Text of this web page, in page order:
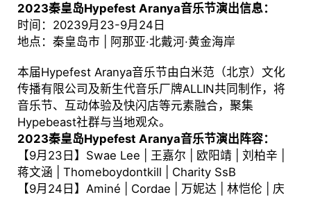
2023秦皇岛Hypefest Aranya音乐节演出信息：
时间：20239月23-9月24日
地点：秦皇岛市 | 阿那亚·北戴河·黄金海岸
本届Hypefest Aranya音乐节由白米范（北京）文化
传播有限公司及新生代音乐厂牌ALLIN共同制作，将
音乐节、互动体验及快闪店等元素融合，聚集
Hypebeast社群与当地观众。
2023秦皇岛Hypefest Aranya音乐节演出阵容：
【9月23日】Swae Lee | 王嘉尔 | 欧阳靖 | 刘柏辛 |
蒋文涵 | Thomeboydontkill | Charity SsB
【9月24日】Aminé | Cordae | 万妮达 | 林恺伦 | 庆